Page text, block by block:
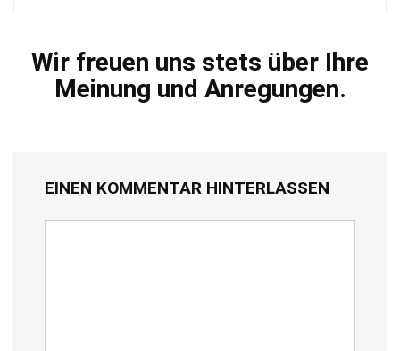
Wir freuen uns stets über Ihre
Meinung und Anregungen.
EINEN KOMMENTAR HINTERLASSEN